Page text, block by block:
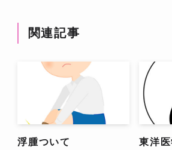
関連記事
浮腫ついて 東洋